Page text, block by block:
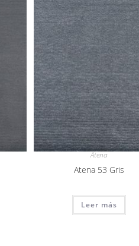
Atena
Atena 53 Gris
Leer más